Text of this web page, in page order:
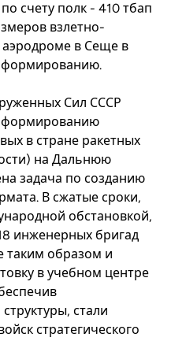
счету полк - 410 тбап
взлетно-
в Сеще в
Сил СССР
формированию
в стране ракетных
на Дальнюю
задача по созданию
В сжатые сроки,
обстановкой,
инженерных бригад
таким образом и
в учебном центре
стали
стратегического